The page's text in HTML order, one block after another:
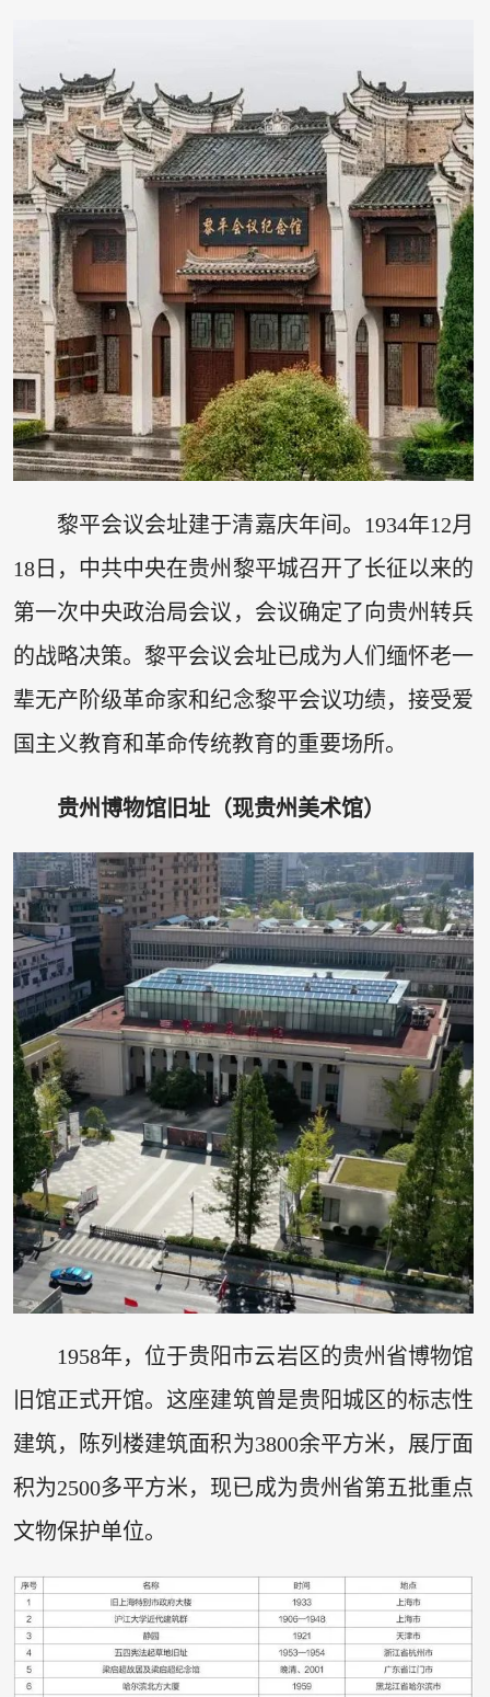
黎平会议会址建于清嘉庆年间。1934年12月
18日，中共中央在贵州黎平城召开了长征以来的
第一次中央政治局会议，会议确定了向贵州转兵
的战略决策。黎平会议会址已成为人们缅怀老一
辈无产阶级革命家和纪念黎平会议功绩，接受爱
国主义教育和革命传统教育的重要场所。
贵州博物馆旧址（现贵州美术馆）
1958年，位于贵阳市云岩区的贵州省博物馆
旧馆正式开馆。这座建筑曾是贵阳城区的标志性
建筑，陈列楼建筑面积为3800余平方米，展厅面
积为2500多平方米，现已成为贵州省第五批重点
文物保护单位。